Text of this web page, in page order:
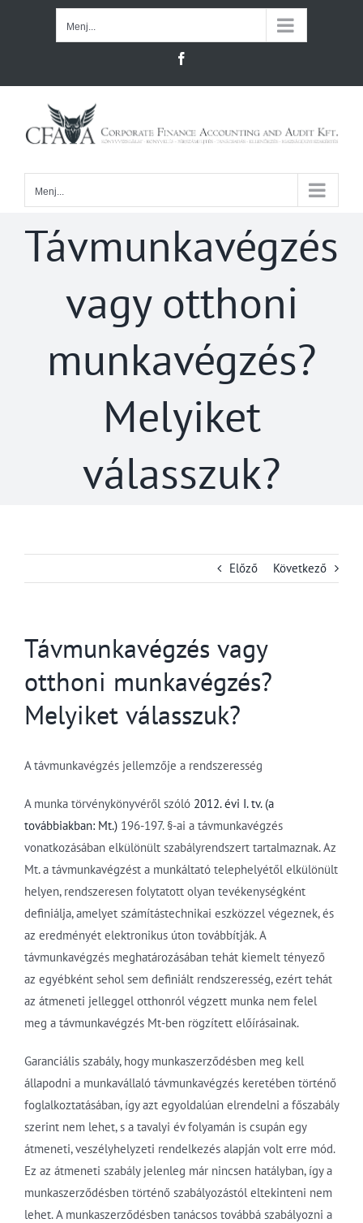
Menj...
Menj...
Távmunkavégzés
vagy otthoni
munkavégzés?
Melyiket
válasszuk?
Előző Következő
Távmunkavégzés vagy
otthoni munkavégzés?
Melyiket válasszuk?
A távmunkavégzés jellemzője a rendszeresség
A munka törvénykönyvéről szóló 2012. évi I. tv. (a
továbbiakban: Mt.) 196-197. §-ai a távmunkavégzés
vonatkozásában elkülönült szabályrendszert tartalmaznak. Az
Mt. a távmunkavégzést a munkáltató telephelyétől elkülönült
helyen, rendszeresen folytatott olyan tevékenységként
definiálja, amelyet számítástechnikai eszközzel végeznek, és
az eredményét elektronikus úton továbbítják. A
távmunkavégzés meghatározásában tehát kiemelt tényező
az egyébként sehol sem definiált rendszeresség, ezért tehát
az átmeneti jelleggel otthonról végzett munka nem felel
meg a távmunkavégzés Mt-ben rögzített előírásainak.
Garanciális szabály, hogy munkaszerződésben meg kell
állapodni a munkavállaló távmunkavégzés keretében történő
foglalkoztatásában, így azt egyoldalúan elrendelni a főszabály
szerint nem lehet, s a tavalyi év folyamán is csupán egy
átmeneti, veszélyhelyzeti rendelkezés alapján volt erre mód.
Ez az átmeneti szabály jelenleg már nincsen hatályban, így a
munkaszerződésben történő szabályozástól eltekinteni nem
lehet. A munkaszerződésben tanácsos továbbá szabályozni a